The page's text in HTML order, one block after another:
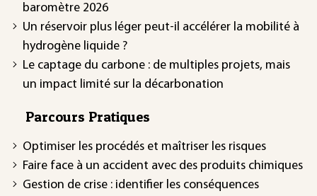
baromètre 2026
Un réservoir plus léger peut-il accélérer la mobilité à
hydrogène liquide ?
Le captage du carbone : de multiples projets, mais
un impact limité sur la décarbonation
Parcours Pratiques
Optimiser les procédés et maîtriser les risques
Faire face à un accident avec des produits chimiques
Gestion de crise : identifier les conséquences